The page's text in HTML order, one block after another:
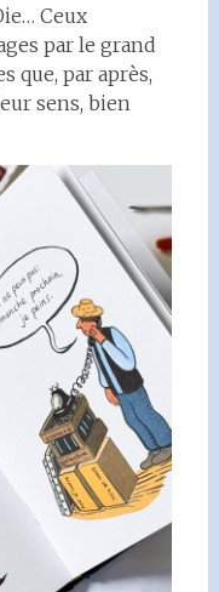
Ceux
par le grand
que, par après,
sens, bien